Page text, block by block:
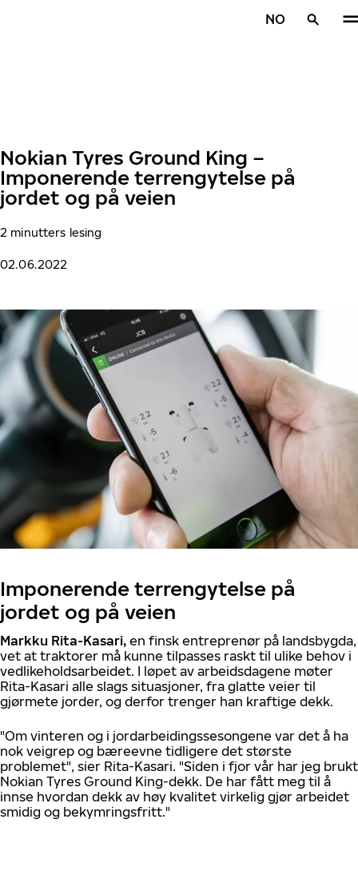
NO
Nokian Tyres Ground King –
Imponerende terrengytelse på
jordet og på veien
2 minutters lesing
02.06.2022
Imponerende terrengytelse på
jordet og på veien
Markku Rita-Kasari, en finsk entreprenør på landsbygda,
vet at traktorer må kunne tilpasses raskt til ulike behov i
vedlikeholdsarbeidet. I løpet av arbeidsdagene møter
Rita-Kasari alle slags situasjoner, fra glatte veier til
gjørmete jorder, og derfor trenger han kraftige dekk.
"Om vinteren og i jordarbeidingssesongene var det å ha
nok veigrep og bæreevne tidligere det største
problemet", sier Rita-Kasari. "Siden i fjor vår har jeg brukt
Nokian Tyres Ground King-dekk. De har fått meg til å
innse hvordan dekk av høy kvalitet virkelig gjør arbeidet
smidig og bekymringsfritt."